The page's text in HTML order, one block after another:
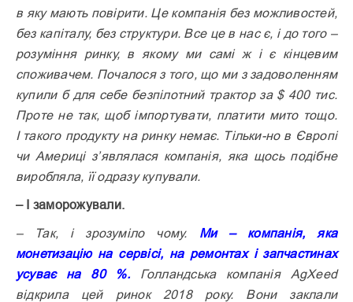
в яку мають повірити. Це компанія без можливостей,
без капіталу, без структури. Все це в нас є, і до того –
розуміння ринку, в якому ми самі ж і є кінцевим
споживачем. Почалося з того, що ми з задоволенням
купили б для себе безпілотний трактор за $ 400 тис.
Проте не так, щоб імпортувати, платити мито тощо.
І такого продукту на ринку немає. Тільки-но в Європі
чи Америці з’являлася компанія, яка щось подібне
виробляла, її одразу купували.
– І заморожували.
– Так, і зрозуміло чому. Ми – компанія, яка
монетизацію на сервісі, на ремонтах і запчастинах
усуває на 80 %.Голландська компанія AgXeed
відкрила цей ринок 2018 року. Вони заклали